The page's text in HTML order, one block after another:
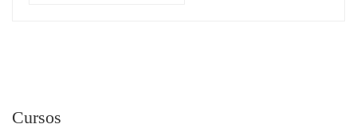
Cursos